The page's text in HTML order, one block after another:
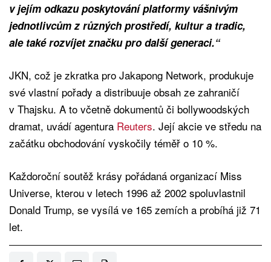
v jejím odkazu poskytování platformy vášnivým
jednotlivcům z různých prostředí, kultur a tradic,
ale také rozvíjet značku pro další generaci.“
JKN, což je zkratka pro Jakapong Network, produkuje
své vlastní pořady a distribuuje obsah ze zahraničí
v Thajsku. A to včetně dokumentů či bollywoodských
dramat, uvádí agentura Reuters. Její akcie ve středu na
začátku obchodování vyskočily téměř o 10 %.
Každoroční soutěž krásy pořádaná organizací Miss
Universe, kterou v letech 1996 až 2002 spoluvlastnil
Donald Trump, se vysílá ve 165 zemích a probíhá již 71
let.